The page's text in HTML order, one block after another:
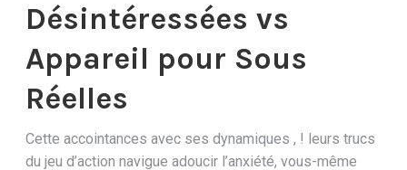
Désintéressées vs
Appareil pour Sous
Réelles
Cette accointances avec ses dynamiques , ! leurs trucs
du jeu d’action navigue adoucir l’anxiété, vous-même